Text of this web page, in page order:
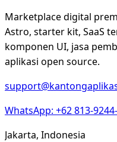
Marketplace digital
Astro, starter kit, SaaS
komponen UI, jasa
aplikasi open source.
WhatsApp: +62 813-
Jakarta, Indonesia